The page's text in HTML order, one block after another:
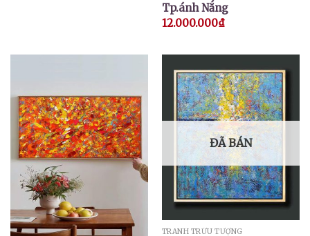
Tp.ánh Nắng
12.000.000₫
ĐÃ BÁN
TRANH TRỪU TƯỢNG